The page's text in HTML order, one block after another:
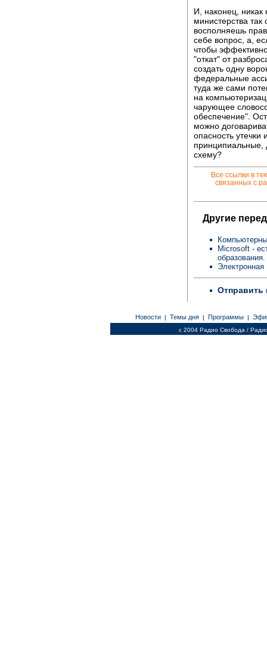
И, наконец, никак
министерства
восполняешь
себе вопрос, а,
чтобы
"откат" от
создать одну
федеральные
туда же сами
на
чарующее
обеспечение".
можно
опасность
принципиальные,
схему?
Все ссылки в
связанных с
Другие
Microsoft -
Отправить
Новости | Темы дня | Программы |
c 2004 Радио Свобода /